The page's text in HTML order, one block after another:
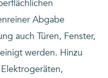
Abgabe
auch Türen, Fenster,
werden. Hinzu